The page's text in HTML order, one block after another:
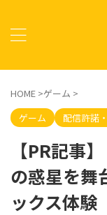
HOME >ゲーム >
ゲーム
配信許諾
【PR記事
の惑星を舞
ックス体験